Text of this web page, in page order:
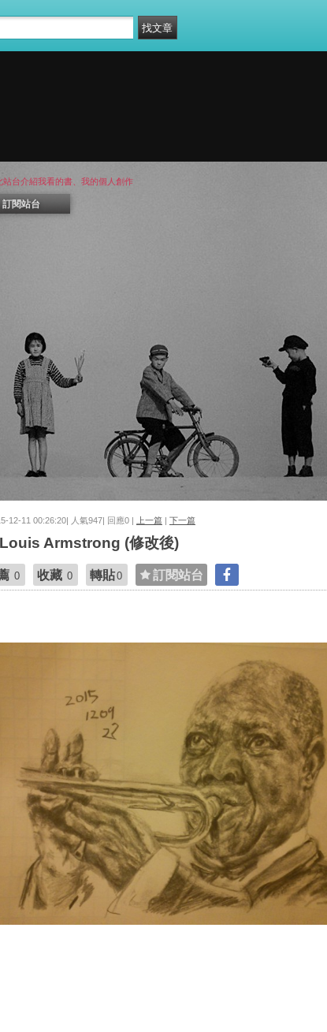
台介紹我看的書、我的個人創作
訂閱站台
12-11 00:26:20| 人氣947| 回應0 | 上一篇 | 下一篇
Armstrong (修改後)
0 收藏 0 轉貼0 訂閱站台